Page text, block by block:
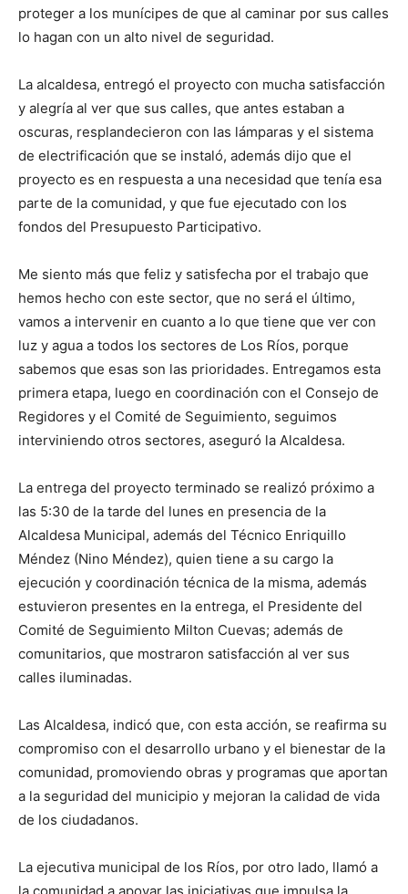
proteger a los munícipes de que al caminar por sus calles
lo hagan con un alto nivel de seguridad.
La alcaldesa, entregó el proyecto con mucha satisfacción
y alegría al ver que sus calles, que antes estaban a
oscuras, resplandecieron con las lámparas y el sistema
de electrificación que se instaló, además dijo que el
proyecto es en respuesta a una necesidad que tenía esa
parte de la comunidad, y que fue ejecutado con los
fondos del Presupuesto Participativo.
Me siento más que feliz y satisfecha por el trabajo que
hemos hecho con este sector, que no será el último,
vamos a intervenir en cuanto a lo que tiene que ver con
luz y agua a todos los sectores de Los Ríos, porque
sabemos que esas son las prioridades. Entregamos esta
primera etapa, luego en coordinación con el Consejo de
Regidores y el Comité de Seguimiento, seguimos
interviniendo otros sectores, aseguró la Alcaldesa.
La entrega del proyecto terminado se realizó próximo a
las 5:30 de la tarde del lunes en presencia de la
Alcaldesa Municipal, además del Técnico Enriquillo
Méndez (Nino Méndez), quien tiene a su cargo la
ejecución y coordinación técnica de la misma, además
estuvieron presentes en la entrega, el Presidente del
Comité de Seguimiento Milton Cuevas; además de
comunitarios, que mostraron satisfacción al ver sus
calles iluminadas.
Las Alcaldesa, indicó que, con esta acción, se reafirma su
compromiso con el desarrollo urbano y el bienestar de la
comunidad, promoviendo obras y programas que aportan
a la seguridad del municipio y mejoran la calidad de vida
de los ciudadanos.
La ejecutiva municipal de los Ríos, por otro lado, llamó a